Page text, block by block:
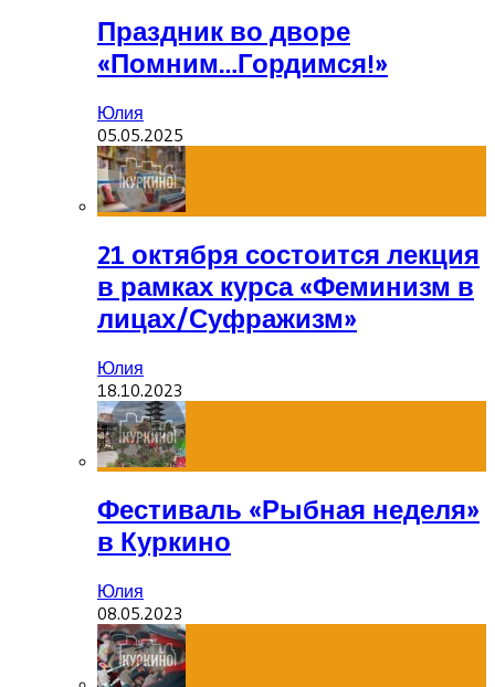
Праздник во дворе
«Помним…Гордимся!»
Юлия
05.05.2025
21 октября состоится лекция
в рамках курса «Феминизм в
лицах/Суфражизм»
Юлия
18.10.2023
Фестиваль «Рыбная неделя»
в Куркино
Юлия
08.05.2023